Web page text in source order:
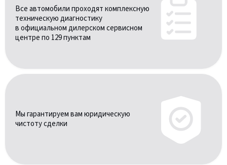
Все автомобили проходят комплексную
техническую диагностику
в официальном дилерском сервисном
центре по 129 пунктам
Мы гарантируем вам юридическую
чистоту сделки